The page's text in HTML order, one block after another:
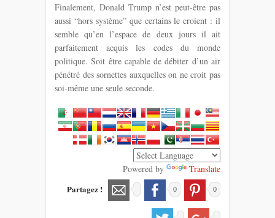
Finalement, Donald Trump n’est peut-être pas
aussi “hors système” que certains le croient : il
semble qu’en l’espace de deux jours il ait
parfaitement acquis les codes du monde
politique. Soit être capable de débiter d’un air
pénétré des sornettes auxquelles on ne croit pas
soi-même une seule seconde.
Powered by
Translate
Partagez !
0 0